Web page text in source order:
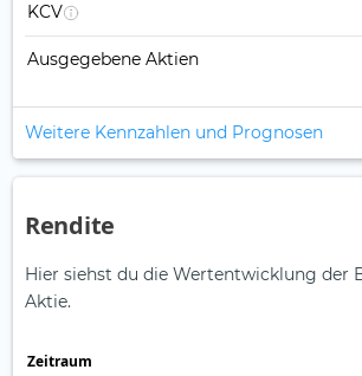
KCV
Ausgegebene Aktien
Weitere Kennzahlen und Prognosen
Rendite
Hier siehst du die Wertentwicklung der
Aktie.
Zeitraum